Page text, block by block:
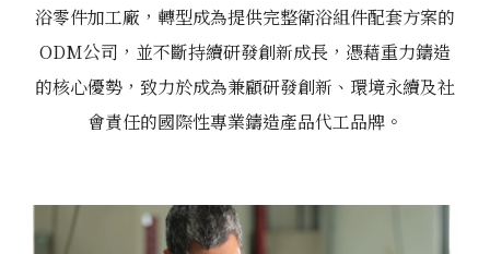
浴零件加工廠，轉型成為提供完整衛浴組件配套方案的
ODM公司，並不斷持續研發創新成長，憑藉重力鑄造
的核心優勢，致力於成為兼顧研發創新、環境永續及社
會責任的國際性專業鑄造產品代工品牌。